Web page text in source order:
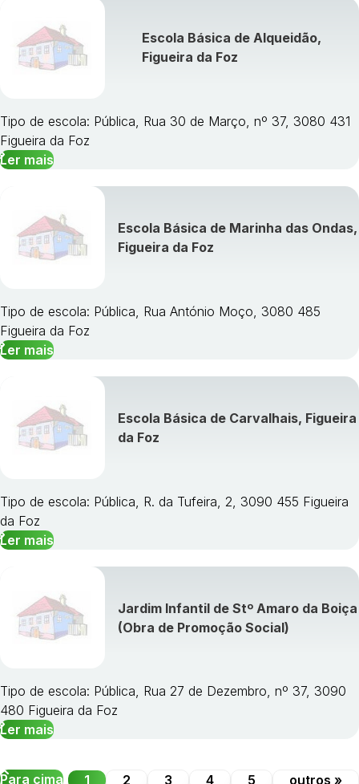
Escola Básica de Alqueidão,
Figueira da Foz
Tipo de escola: Pública, Rua 30 de Março, nº 37, 3080 431
Figueira da Foz
Ler mais
Escola Básica de Marinha das Ondas,
Figueira da Foz
Tipo de escola: Pública, Rua António Moço, 3080 485
Figueira da Foz
Ler mais
Escola Básica de Carvalhais, Figueira
da Foz
Tipo de escola: Pública, R. da Tufeira, 2, 3090 455 Figueira
da Foz
Ler mais
Jardim Infantil de Stº Amaro da Boiça
(Obra de Promoção Social)
Tipo de escola: Pública, Rua 27 de Dezembro, nº 37, 3090
480 Figueira da Foz
Ler mais
Para cima 1 2 3 4 5 outros »